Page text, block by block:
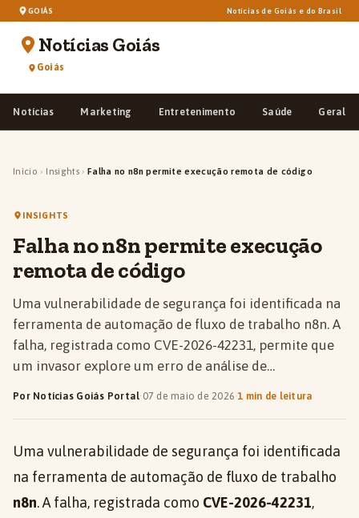
GOIÁS Notícias de Goiás e do Brasil
Notícias Goiás
Goiás
Notícias Marketing Entretenimento Saúde Geral
Início › Insights › Falha no n8n permite execução remota de código
INSIGHTS
Falha no n8n permite execução
remota de código
Uma vulnerabilidade de segurança foi identificada na
ferramenta de automação de fluxo de trabalho n8n. A
falha, registrada como CVE-2026-42231, permite que
um invasor explore um erro de análise de…
Por Notícias Goiás Portal· 07 de maio de 2026·1 min de leitura
Uma vulnerabilidade de segurança foi identificada
na ferramenta de automação de fluxo de trabalho
n8n. A falha, registrada como CVE-2026-42231,